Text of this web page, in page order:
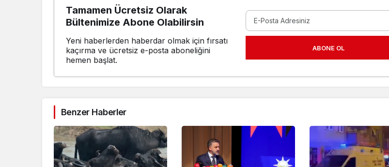
Tamamen Ücretsiz Olarak
Bültenimize Abone Olabilirsin
Yeni haberlerden haberdar olmak için fırsatı
kaçırma ve ücretsiz e-posta aboneliğini
hemen başlat.
ABONE OL
Benzer Haberler